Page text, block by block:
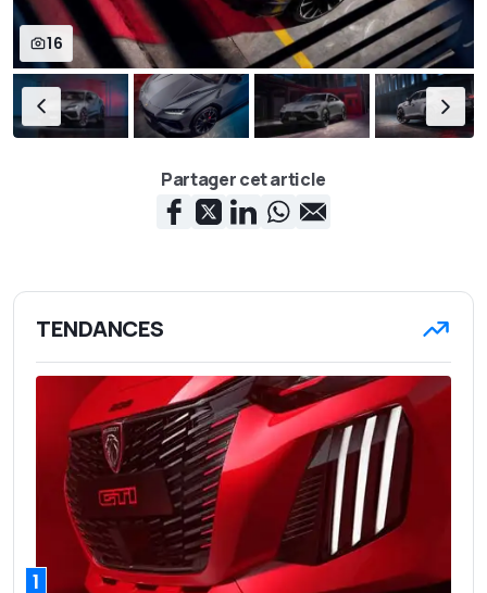
16
Partager cet article
TENDANCES
1